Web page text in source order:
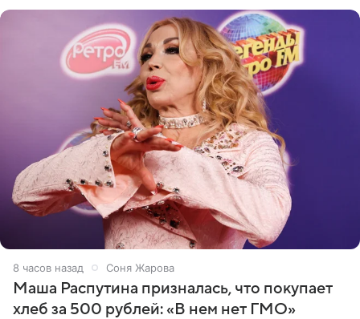
8 часов назад Соня Жарова
Маша Распутина призналась, что покупает
хлеб за 500 рублей: «В нем нет ГМО»